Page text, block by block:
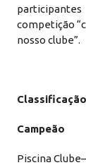
competição
nosso clube”.
Classificação
Campeão
Piscina